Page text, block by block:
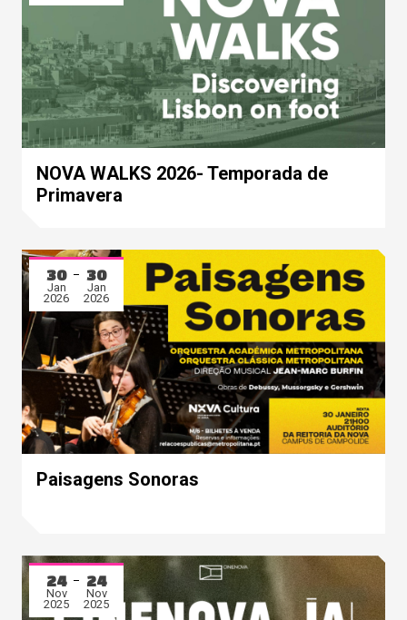
NOVA WALKS 2026- Temporada de
Primavera
30
Jan
2026
30
Jan
2026
Paisagens Sonoras
24
Nov
2025
24
Nov
2025